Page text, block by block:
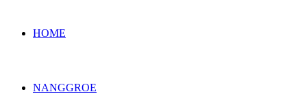
HOME
NANGGROE